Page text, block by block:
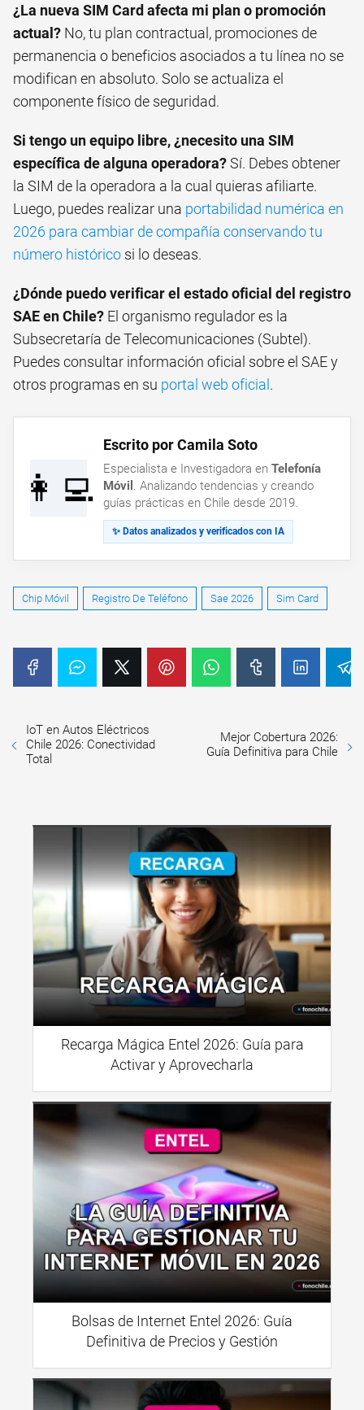
¿La nueva SIM Card afecta mi plan o promoción
actual? No, tu plan contractual, promociones de
permanencia o beneficios asociados a tu línea no se
modifican en absoluto. Solo se actualiza el
componente físico de seguridad.
Si tengo un equipo libre, ¿necesito una SIM
específica de alguna operadora?Sí. Debes obtener
la SIM de la operadora a la cual quieras afiliarte.
Luego, puedes realizar una portabilidad numérica en
2026 para cambiar de compañía conservando tu
número histórico si lo deseas.
¿Dónde puedo verificar el estado oficial del registro
SAE en Chile? El organismo regulador es la
Subsecretaría de Telecomunicaciones (Subtel).
Puedes consultar información oficial sobre el SAE y
otros programas en su portal web oficial.
👩‍💻
Escrito por Camila Soto
Especialista e Investigadora en Telefonía
Móvil . Analizando tendencias y creando
guías prácticas en Chile desde 2019.
✨ Datos analizados y verificados con IA
Chip Móvil Registro De Teléfono Sae 2026 Sim Card
IoT en Autos Eléctricos
Chile 2026: Conectividad
Total
Mejor Cobertura 2026:
Guía Definitiva para Chile
Recarga Mágica Entel 2026: Guía para
Activar y Aprovecharla
Bolsas de Internet Entel 2026: Guía
Definitiva de Precios y Gestión